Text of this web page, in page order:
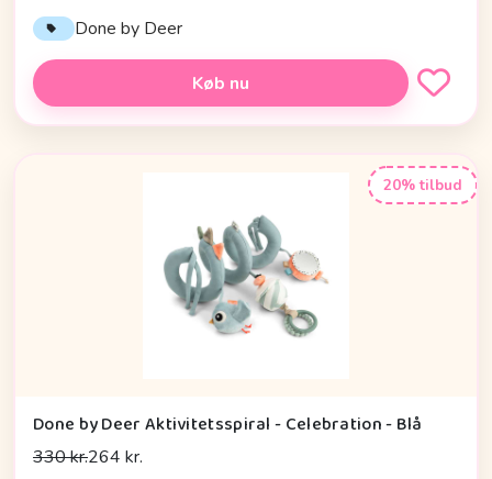
Done by Deer
Køb nu
20% tilbud
Done by Deer Aktivitetsspiral - Celebration - Blå
330 kr.264 kr.